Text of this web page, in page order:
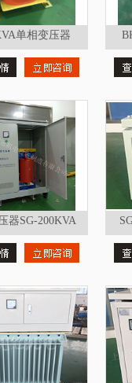
单相变压器
器SG-200KVA